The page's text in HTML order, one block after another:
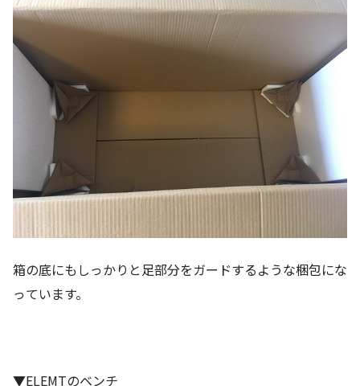
箱の底にもしっかりと足部分をガードするような梱包にな
っています。
▼ELEMTのベンチ